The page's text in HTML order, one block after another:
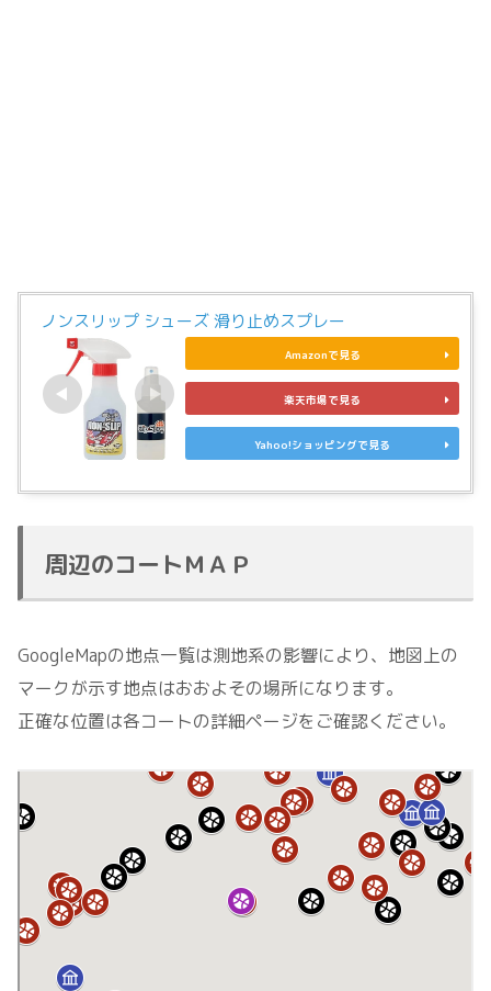
ノンスリップ シューズ 滑り止めスプレー
Amazonで見る
楽天市場で見る
Yahoo!ショッピングで見る
周辺のコートＭＡＰ
GoogleMapの地点一覧は測地系の影響により、地図上の
マークが示す地点はおおよその場所になります。
正確な位置は各コートの詳細ページをご確認ください。